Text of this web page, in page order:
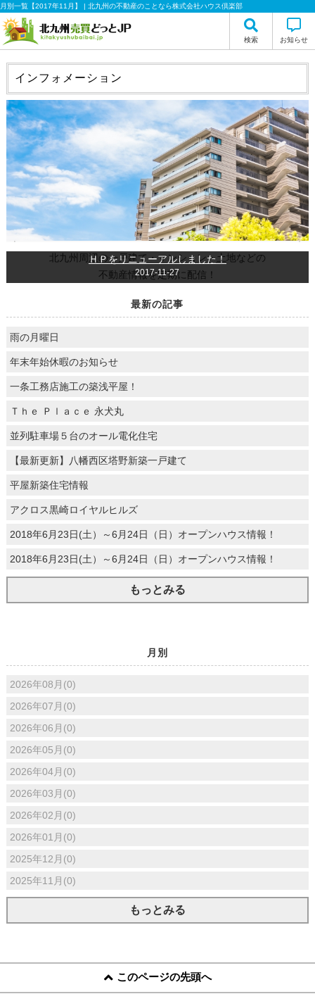
月別一覧【2017年11月】 | 北九州の不動産のことなら株式会社ハウス倶楽部
検索 お知らせ
インフォメーション
ＨＰをリニューアルしました！
2017-11-27
北九州周辺の一戸建て・マンション・土地などの
不動産情報を定期に配信！
最新の記事
雨の月曜日
年末年始休暇のお知らせ
一条工務店施工の築浅平屋！
Ｔｈｅ Ｐｌａｃｅ 永犬丸
並列駐車場５台のオール電化住宅
【最新更新】八幡西区塔野新築一戸建て
平屋新築住宅情報
アクロス黒崎ロイヤルヒルズ
2018年6月23日(土）～6月24日（日）オープンハウス情報！
2018年6月23日(土）～6月24日（日）オープンハウス情報！
もっとみる
月別
2026年08月(0)
2026年07月(0)
2026年06月(0)
2026年05月(0)
2026年04月(0)
2026年03月(0)
2026年02月(0)
2026年01月(0)
2025年12月(0)
2025年11月(0)
もっとみる
このページの先頭へ